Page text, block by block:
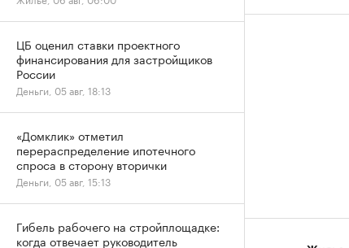
ЦБ оценил ставки проектного
финансирования для застройщиков
России
Деньги, 05 авг, 18:13
«Домклик» отметил
перераспределение ипотечного
спроса в сторону вторички
Деньги, 05 авг, 15:13
Гибель рабочего на стройплощадке:
когда отвечает руководитель